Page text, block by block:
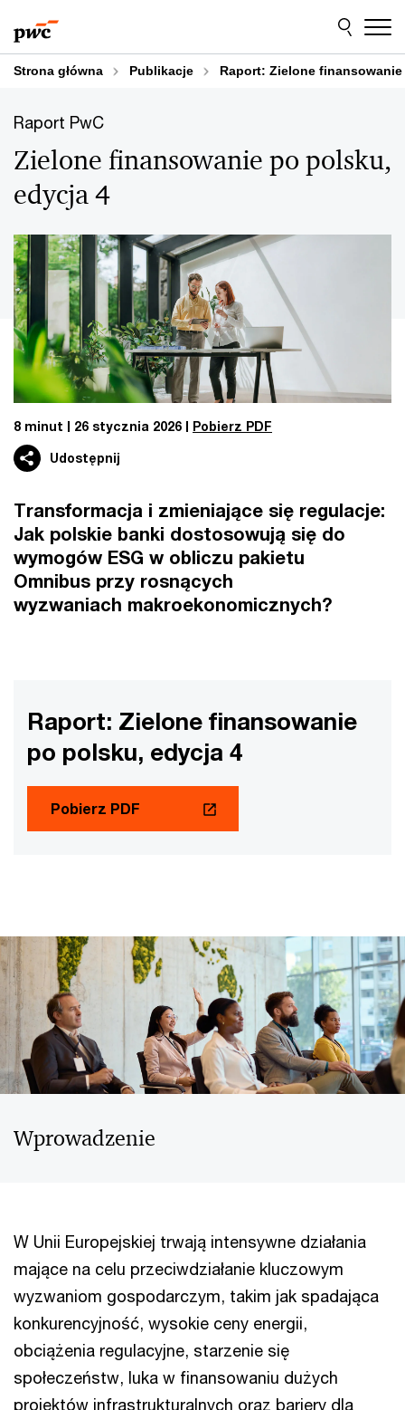
do
treści
do
stopki
Strona główna Publikacje Raport: Zielone
Raport PwC
Zielone finansowanie po polsku,
edycja 4
8 minut 26 stycznia 2026 Pobierz PDF
Udostępnij
Transformacja i zmieniające się regulacje:
Jak polskie banki dostosowują się do
wymogów ESG w obliczu pakietu
Omnibus przy rosnących
wyzwaniach makroekonomicznych?
Raport: Zielone finansowanie
po polsku, edycja 4
Pobierz PDF
Wprowadzenie
W Unii Europejskiej trwają intensywne działania
mające na celu przeciwdziałanie kluczowym
wyzwaniom gospodarczym, takim jak spadająca
konkurencyjność, wysokie ceny energii,
obciążenia regulacyjne, starzenie się
społeczeństw, luka w finansowaniu dużych
projektów infrastrukturalnych oraz bariery dla